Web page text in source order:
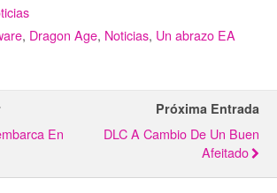
, Dragon Age, Noticias, Un abrazo EA
En
Próxima Entrada
DLC A Cambio De Un Buen
Afeitado